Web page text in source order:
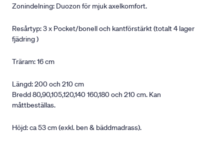
Zonindelning: Duozon för mjuk axelkomfort.
Resårtyp: 3 x Pocket/bonell och kantförstärkt (totalt 4 lager
fjädring )
Träram: 16 cm
Längd: 200 och 210 cm
Bredd 80,90,105,120,140 160,180 och 210 cm. Kan
måttbeställas.
Höjd: ca 53 cm (exkl. ben & bäddmadrass).